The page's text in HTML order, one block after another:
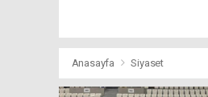
Anasayfa Siyaset